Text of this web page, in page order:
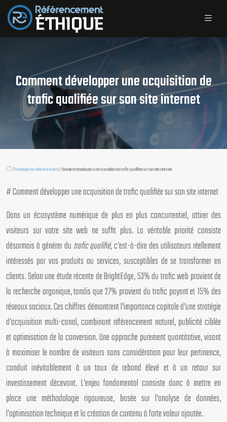
Comment développer une acquisition de
trafic qualifiée sur son site internet
/Stratégies de référencement/ Comment développer une acquisition de trafic qualifiée sur son site internet
# Comment développer une acquisition de trafic qualifiée sur son site internet
Dans un écosystème numérique de plus en plus concurrentiel, attirer des
visiteurs sur votre site web ne suffit plus. La véritable priorité consiste
désormais à générer du trafic qualifié, c’est-à-dire des utilisateurs réellement
intéressés par vos produits ou services, susceptibles de se transformer en
clients. Selon une étude récente de BrightEdge, 53% du trafic web provient de
la recherche organique, tandis que 27% provient du trafic payant et 15% des
réseaux sociaux. Ces chiffres démontrent l’importance capitale d’une stratégie
d’acquisition multi-canal, combinant référencement naturel, publicité ciblée
et optimisation de la conversion. Une approche purement quantitative, visant
à maximiser le nombre de visiteurs sans considération pour leur pertinence,
conduit inévitablement à un taux de rebond élevé et à un retour sur
investissement décevant. L’enjeu fondamental consiste donc à mettre en
place une méthodologie rigoureuse, basée sur l’analyse de données,
l’optimisation technique et la création de contenu à forte valeur ajoutée.